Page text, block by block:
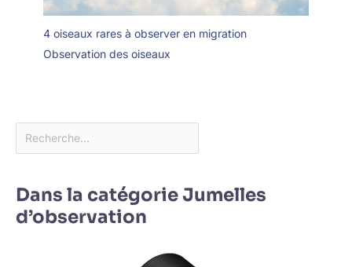
4 oiseaux rares à observer en migration
Observation des oiseaux
Dans la catégorie Jumelles
d’observation